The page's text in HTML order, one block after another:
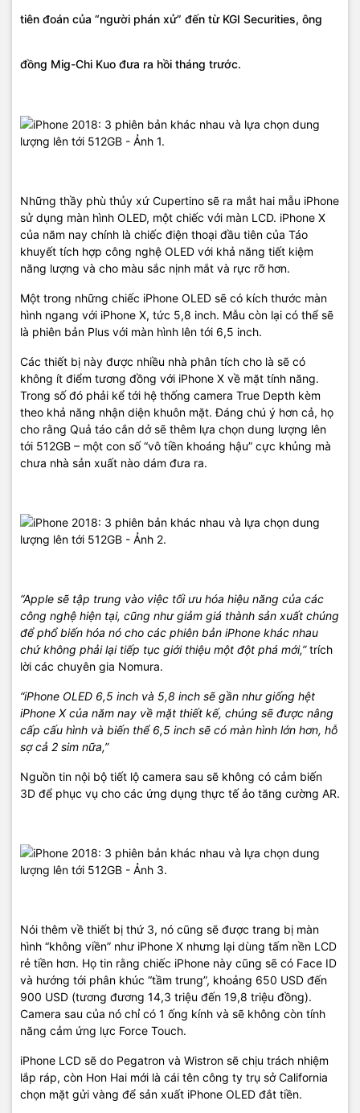
tiên đoán của “người phán xử” đến từ KGI Securities, ông
đồng Mig-Chi Kuo đưa ra hồi tháng trước.
Những thầy phù thủy xứ Cupertino sẽ ra mắt hai mẫu iPhone
sử dụng màn hình OLED, một chiếc với màn LCD. iPhone X
của năm nay chính là chiếc điện thoại đầu tiên của Táo
khuyết tích hợp công nghệ OLED với khả năng tiết kiệm
năng lượng và cho màu sắc nịnh mắt và rực rỡ hơn.
Một trong những chiếc iPhone OLED sẽ có kích thước màn
hình ngang với iPhone X, tức 5,8 inch. Mẫu còn lại có thể sẽ
là phiên bản Plus với màn hình lên tới 6,5 inch.
Các thiết bị này được nhiều nhà phân tích cho là sẽ có
không ít điểm tương đồng với iPhone X về mặt tính năng.
Trong số đó phải kể tới hệ thống camera True Depth kèm
theo khả năng nhận diện khuôn mặt. Đáng chú ý hơn cả, họ
cho rằng Quả táo cắn dở sẽ thêm lựa chọn dung lượng lên
tới 512GB – một con số “vô tiền khoáng hậu” cực khủng mà
chưa nhà sản xuất nào dám đưa ra.
“Apple sẽ tập trung vào việc tối ưu hóa hiệu năng của các
công nghệ hiện tại, cũng như giảm giá thành sản xuất chúng
để phổ biến hóa nó cho các phiên bản iPhone khác nhau
chứ không phải lại tiếp tục giới thiệu một đột phá mới,”trích
lời các chuyên gia Nomura.
“iPhone OLED 6,5 inch và 5,8 inch sẽ gần như giống hệt
iPhone X của năm nay về mặt thiết kế, chúng sẽ được nâng
cấp cấu hình và biến thể 6,5 inch sẽ có màn hình lớn hơn, hỗ
sợ cả 2 sim nữa,”
Nguồn tin nội bộ tiết lộ camera sau sẽ không có cảm biến
3D để phục vụ cho các ứng dụng thực tế ảo tăng cường AR.
Nói thêm về thiết bị thứ 3, nó cũng sẽ được trang bị màn
hình “không viền” như iPhone X nhưng lại dùng tấm nền LCD
rẻ tiền hơn. Họ tin rằng chiếc iPhone này cũng sẽ có Face ID
và hướng tới phân khúc “tầm trung”, khoảng 650 USD đến
900 USD (tương đương 14,3 triệu đến 19,8 triệu đồng).
Camera sau của nó chỉ có 1 ống kính và sẽ không còn tính
năng cảm ứng lực Force Touch.
iPhone LCD sẽ do Pegatron và Wistron sẽ chịu trách nhiệm
lắp ráp, còn Hon Hai mới là cái tên công ty trụ sở California
chọn mặt gửi vàng để sản xuất iPhone OLED đắt tiền.